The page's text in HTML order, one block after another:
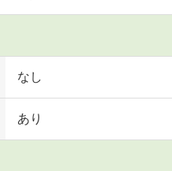
なし
あり